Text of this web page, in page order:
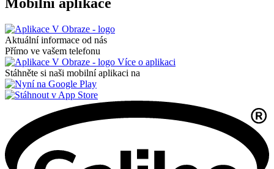
Aktuální informace od nás
Přímo ve vašem telefonu
Více o aplikaci
Stáhněte si naši mobilní aplikaci na